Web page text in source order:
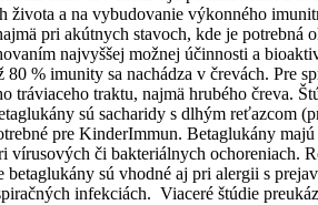
života a na vybudovanie výkonného
pri akútnych stavoch, kde je
najvyššej možnej účinnosti a
80 % imunity sa nachádza v črevách. Pre
tráviaceho traktu, najmä hrubého čreva.
sú sacharidy s dlhým reťazcom
pre KinderImmun. Betaglukány
vírusových či bakteriálnych ochoreniach.
betaglukány sú vhodné aj pri alergii s
infekciách. Viaceré štúdie